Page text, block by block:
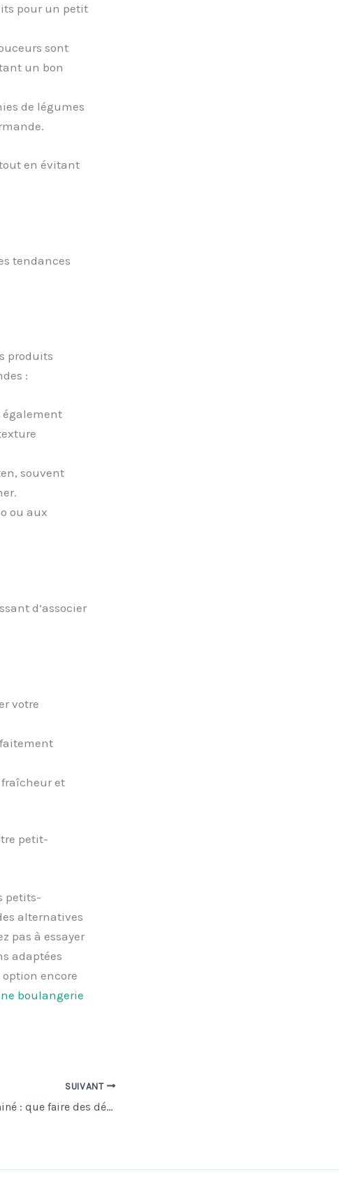
pour un petit
sont
un bon
de légumes
en évitant
tendances
produits
:
également
souvent
ou aux
d’associer
votre
et
petit-
petits-
alternatives
pas à essayer
adaptées
encore
boulangerie
SUIVANT
Chantier terminé : que faire des débris de construction ?